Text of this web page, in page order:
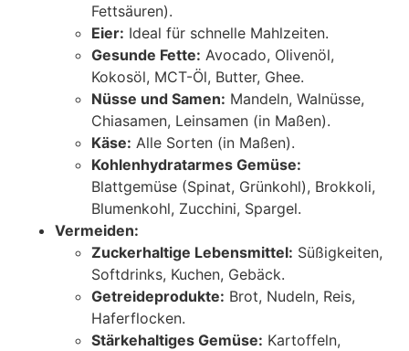
Fettsäuren).
Eier: Ideal für schnelle Mahlzeiten.
Gesunde Fette: Avocado, Olivenöl,
Kokosöl, MCT-Öl, Butter, Ghee.
Nüsse und Samen: Mandeln, Walnüsse,
Chiasamen, Leinsamen (in Maßen).
Käse: Alle Sorten (in Maßen).
Kohlenhydratarmes Gemüse:
Blattgemüse (Spinat, Grünkohl), Brokkoli,
Blumenkohl, Zucchini, Spargel.
Vermeiden:
Zuckerhaltige Lebensmittel: Süßigkeiten,
Softdrinks, Kuchen, Gebäck.
Getreideprodukte: Brot, Nudeln, Reis,
Haferflocken.
Stärkehaltiges Gemüse: Kartoffeln,